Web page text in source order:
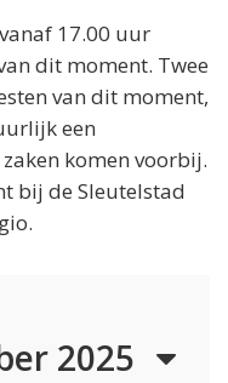
17.00 uur
dit moment. Twee
van dit moment,
een
komen voorbij.
bij de Sleutelstad
2025